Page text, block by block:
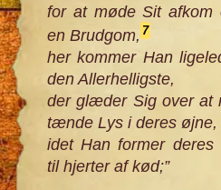
for at møde Sit
en Brudgom,7
her kommer Han
den Allerhelligste,
der glæder Sig over at
tænde Lys i deres øjne,
idet Han former
til hjerter af kød;”